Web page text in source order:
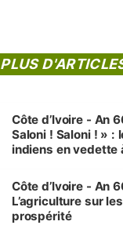
PLUS
Côte d’Ivoire - An
Saloni ! Saloni ! » :
indiens en vedette
Côte d’Ivoire - An
L’agriculture sur
prospérité